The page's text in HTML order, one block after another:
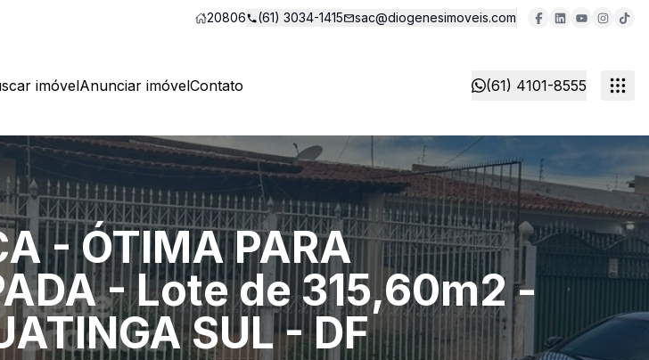
20806 (61) 3034-1415 sac@diogenesimoveis.com
imóvelAnunciar imóvelContato (61) 4101-8555
- ÓTIMA PARA
- Lote de 315,60m2 -
SUL - DF